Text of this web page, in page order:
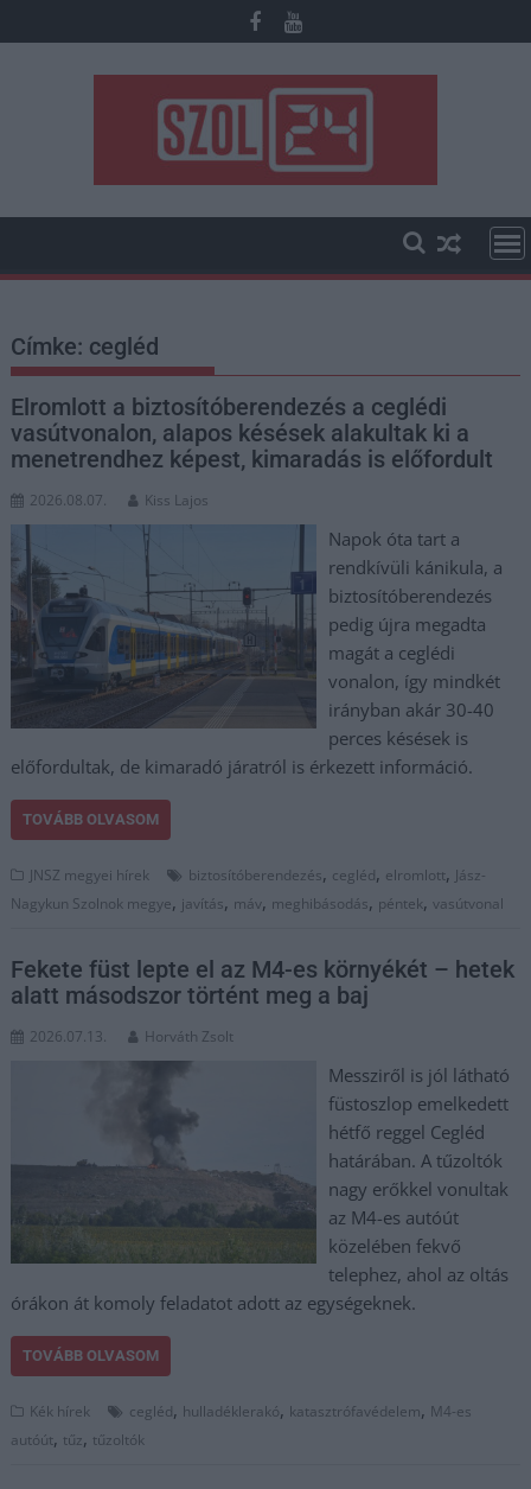
to
Címke: cegléd
Elromlott a biztosítóberendezés a ceglédi
vasútvonalon, alapos késések alakultak ki a
menetrendhez képest, kimaradás is előfordult
2026.08.07. Kiss Lajos
Napok óta tart a
rendkívüli kánikula, a
biztosítóberendezés
pedig újra megadta
magát a ceglédi
vonalon, így mindkét
irányban akár 30-40
perces késések is
előfordultak, de kimaradó járatról is érkezett információ.
TOVÁBB OLVASOM
JNSZ megyei hírek biztosítóberendezés, cegléd, elromlott, Jász-
Nagykun Szolnok megye, javítás, máv, meghibásodás, péntek,vasútvonal
Fekete füst lepte el az M4-es környékét – hetek
alatt másodszor történt meg a baj
2026.07.13. Horváth Zsolt
Messziről is jól látható
füstoszlop emelkedett
hétfő reggel Cegléd
határában. A tűzoltók
nagy erőkkel vonultak
az M4-es autóút
közelében fekvő
telephez, ahol az oltás
órákon át komoly feladatot adott az egységeknek.
TOVÁBB OLVASOM
Kék hírek cegléd, hulladéklerakó, katasztrófavédelem, M4-es
autóút, tűz, tűzoltók